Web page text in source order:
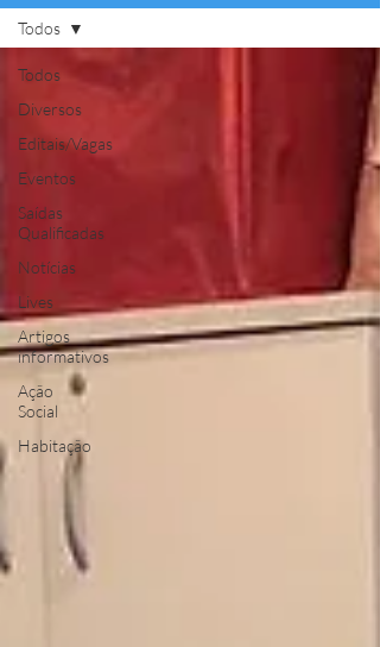
Todos
Diversos
Editais/Vagas
Eventos
Saídas
Qualificadas
Notícias
Lives
Artigos
informativos
Ação
Social
Habitação
Todos